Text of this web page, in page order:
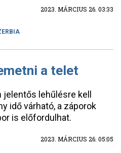
2023. MÁRCIUS 26. 03:33
a telet
lehűlésre kell
idő várható, a záporok
is előfordulhat.
2023. MÁRCIUS 26. 05:05